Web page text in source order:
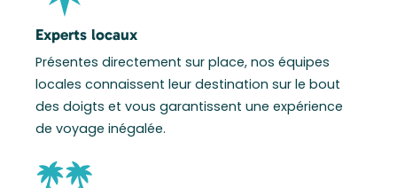
Experts locaux
Présentes directement sur place, nos équipes
locales connaissent leur destination sur le bout
des doigts et vous garantissent une expérience
de voyage inégalée.